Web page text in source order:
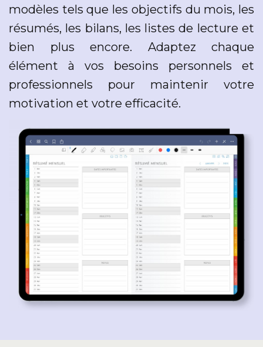
modèles tels que les objectifs du mois, les
résumés, les bilans, les listes de lecture et
bien plus encore. Adaptez chaque
élément à vos besoins personnels et
professionnels pour maintenir votre
motivation et votre efficacité.